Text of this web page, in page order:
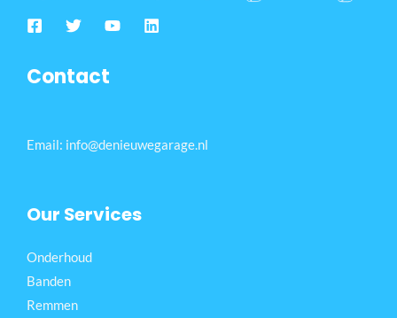
Contact
Email: info@denieuwegarage.nl
Our Services
Onderhoud
Banden
Remmen